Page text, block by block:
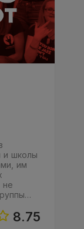
и школы
им
не
8.75